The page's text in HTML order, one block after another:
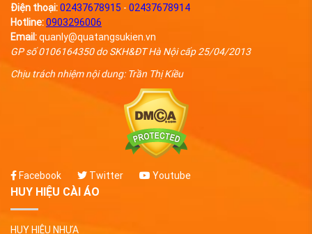
Điện thoại:02437678915 - 02437678914
Hotline:0903296006
Email:quanly@quatangsukien.vn
GP số 0106164350 do SKH&ĐT Hà Nội cấp 25/04/2013
Chịu trách nhiệm nội dung: Trần Thị Kiều
Facebook Twitter Youtube
HUY HIỆU CÀI ÁO
HUY HIỆU NHỰA